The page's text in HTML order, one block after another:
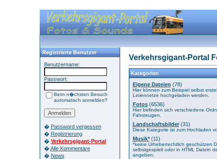
Registrierte Benutzer
Benutzername:
Passwort:
Beim n�chsten Besuch
automatisch anmelden?
� Password vergessen
� Registrierung
� Verkehrsgigant-Portal
�Alle Kommentare
� News
Verkehrsgigant-Portal
Kategorien
Eigene Dateien (78)
Hier können zum Beispiel selbst
Liniennetze hochgeladen werden.
Fotos(6536)
Hier befinden sich verschiedene
Fahrzeugen.
Landschaftsbilder(31)
Diese Kategorie ist zum Hochladen
Musik*(11)
*keine Urheberrechtlich geschützen
selbstgespielt oder in HTML Datein
angeben.